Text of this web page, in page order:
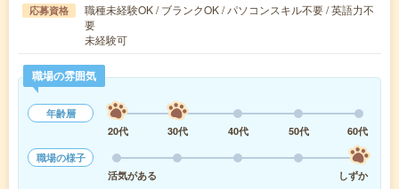
応募資格
職種未経験OK / ブランクOK / パソコンスキル不要 / 英語力不
要
未経験可
職場の雰囲気
年齢層
20代
30代 40代 50代
60代
職場の様子
活気がある
しずか